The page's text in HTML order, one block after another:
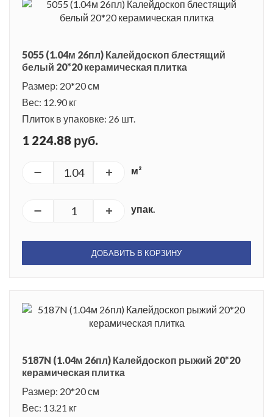
5055 (1.04м 26пл) Калейдоскоп блестящий
белый 20*20 керамическая плитка
Размер: 20*20 см
Вес: 12.90 кг
Плиток в упаковке: 26 шт.
1 224.88 руб.
м²
упак.
ДОБАВИТЬ В КОРЗИНУ
5187N (1.04м 26пл) Калейдоскоп рыжий 20*20
керамическая плитка
Размер: 20*20 см
Вес: 13.21 кг